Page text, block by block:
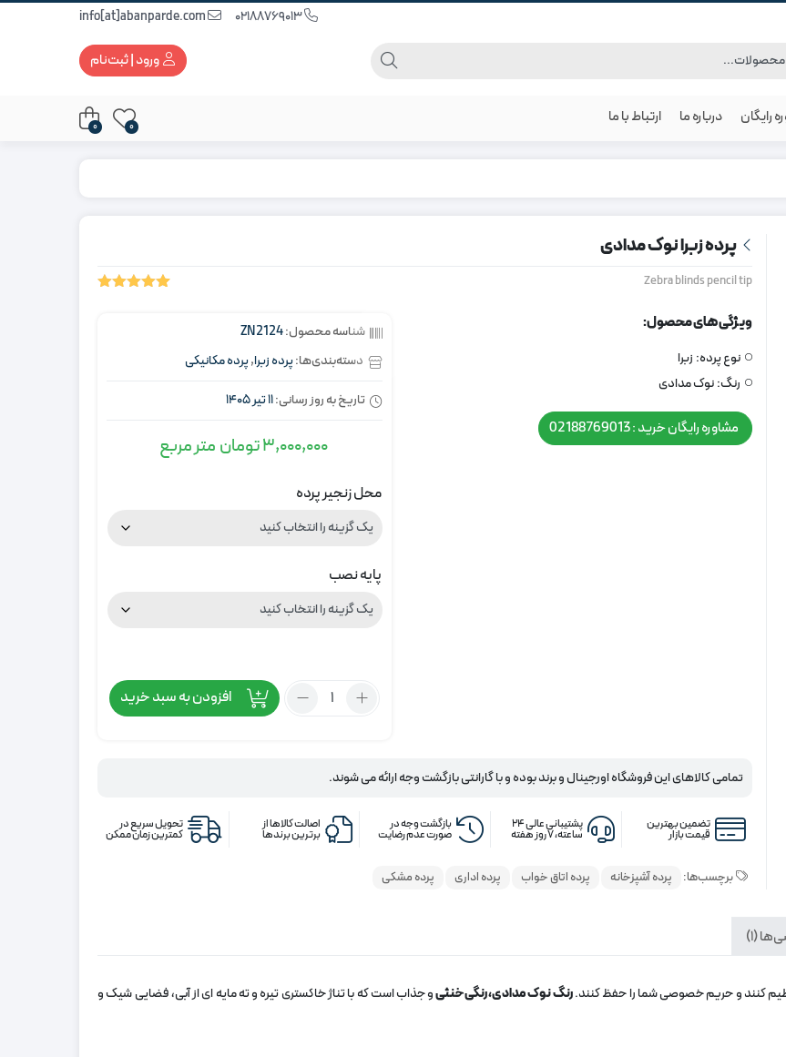
ورود | ثبت‌نام
رایگان درباره ما ارتباط با ما 0
0
پرده زبرا نوک مدادی
Zebra blinds pencil tip
ویژگی های محصول:
نوع پرده: زبرا
رنگ: نوک مدادی
مشاوره رایگان خرید : 02188769013
شناسه محصول:ZN2124
دسته‌بندی‌ها:پرده زبرا,پرده مکانیکی
تاریخ به روز رسانی:11 تیر 1405
3,000,000تومان متر مربع
محل زنجیر پرده
پایه نصب
تعداد:
مدادی
افزودن به سبد خرید
تمامی کالاهای این فروشگاه اورجینال و برند بوده و با گارانتی بازگشت وجه ارائه می شوند.
تضمین بهترین
قیمت بازار
پشتیبانی عالی ۲۴
ساعته، ۷ روز هفته
بازگشت وجه در
صورت عدم رضایت
اصالت کالاها از
برترین برندها
تحویل سریع در
کمترین زمان ممکن
برچسب‌ها: پرده آشپزخانه پرده اتاق خواب پرده اداری پرده مشکی
(1)
کنند و حریم خصوصی شما را حفظ کنند.رنگ نوک مدادی، رنگی خنثیو جذاب است که با تناژ خاکستری تیره و ته مایه ای از آبی، فضایی شیک و